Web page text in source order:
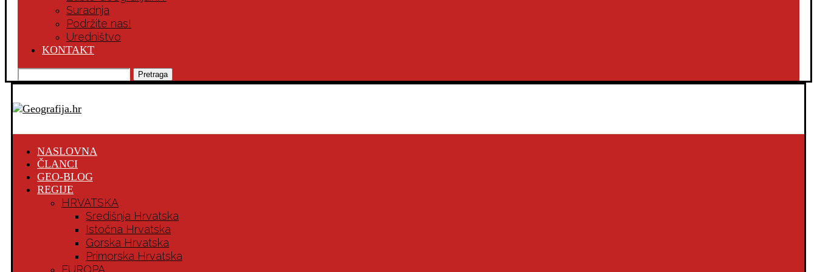
Suradnja
Podržite nas!
Uredništvo
KONTAKT
Pretraga
NASLOVNA
ČLANCI
GEO-BLOG
REGIJE
HRVATSKA
Središnja Hrvatska
Istočna Hrvatska
Gorska Hrvatska
Primorska Hrvatska
EUROPA